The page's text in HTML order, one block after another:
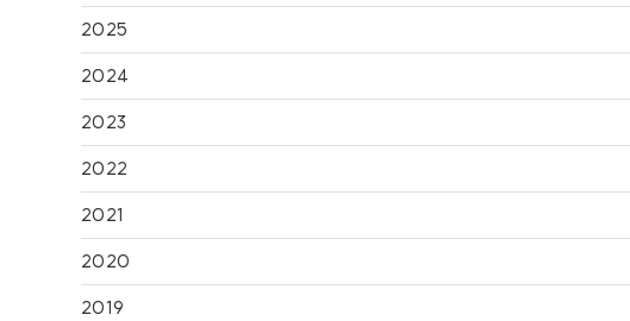
2025
2024
2023
2022
2021
2020
2019